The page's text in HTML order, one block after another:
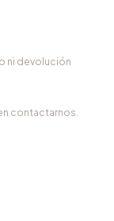
ni devolución
contactarnos.